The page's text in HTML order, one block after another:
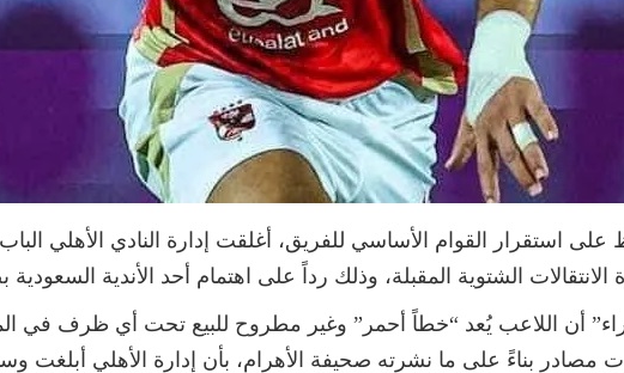
استقرار القوام الأساسي للفريق، أغلقت إدارة النادي الأهلي
الشتوية المقبلة، وذلك رداً على اهتمام أحد الأندية السعودية
أن اللاعب يُعد “خطاً أحمر” وغير مطروح للبيع تحت أي ظرف في
أفادت مصادر بناءً على ما نشرته صحيفة الأهرام، بأن إدارة الأهلي